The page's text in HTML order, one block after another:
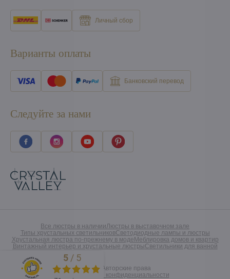
Личный сбор
Варианты оплаты
Банковский перевод
Следуйте за нами
Все люстры в наличииЛюстры в выставочном зале
Типы хрустальных светильниковСветодиодные лампы и люстры
Хрустальная люстра по-прежнему в модеМеблировка домов и квартир
Винтажный интерьер и хрустальные люстрыСветильники для ванной
©2026Авторские права
Предпочтения конфиденциальности
Excellent
5 / 5